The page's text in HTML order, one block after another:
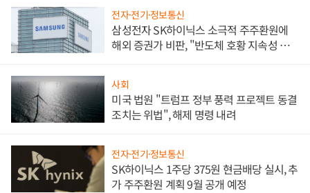
전자·전기·정보통신
삼성전자 SK하이닉스 소극적 주주환원에
해외 증권가 비판, "반도체 호황 지속성 의
사회
미국 법원 "트럼프 정부 풍력 프로젝트 동결
조치는 위법", 해제 명령 내려
전자·전기·정보통신
SK하이닉스 1주당 375원 현금배당 실시, 추
가 주주환원 계획 9월 공개 예정